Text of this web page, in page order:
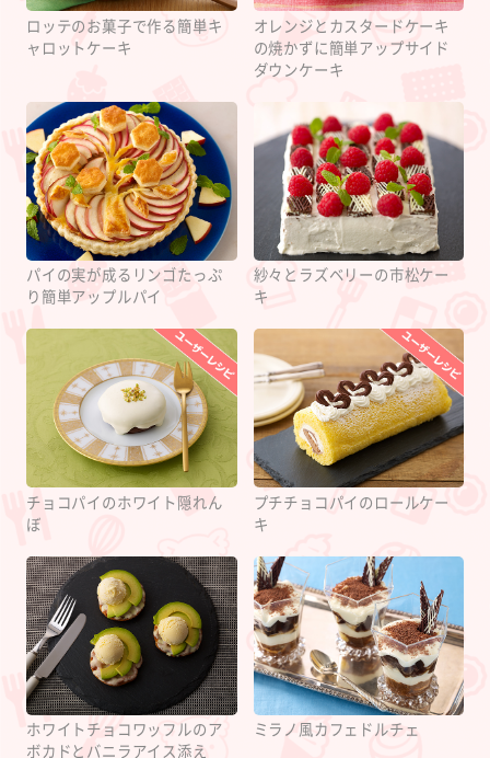
ロッテのお菓子で作る簡単キ
ャロットケーキ
オレンジとカスタードケーキ
の焼かずに簡単アップサイド
ダウンケーキ
パイの実が成るリンゴたっぷ
り簡単アップルパイ
紗々とラズベリーの市松ケー
キ
チョコパイのホワイト隠れん
ぼ
プチチョコパイのロールケー
キ
ホワイトチョコワッフルのア
ボカドとバニラアイス添え
ミラノ風カフェドルチェ